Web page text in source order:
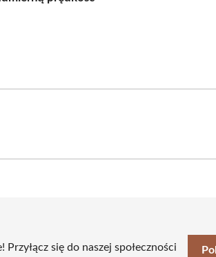
się do naszej społeczności